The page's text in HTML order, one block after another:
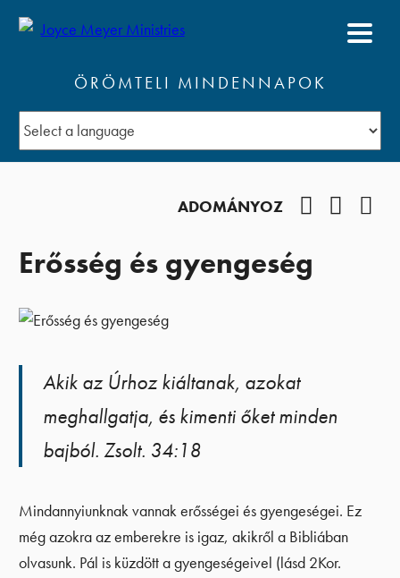
ÖRÖMTELI MINDENNAPOK
ADOMÁNYOZ
Erősség és gyengeség
Akik az Úrhoz kiáltanak, azokat
meghallgatja, és kimenti őket minden
bajból. Zsolt. 34:18
Mindannyiunknak vannak erősségei és gyengeségei. Ez
még azokra az emberekre is igaz, akikről a Bibliában
olvasunk. Pál is küzdött a gyengeségeivel (lásd 2Kor.